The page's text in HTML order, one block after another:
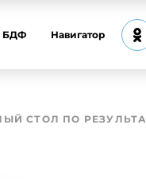
БДФ Навигатор
СТОЛ ПО